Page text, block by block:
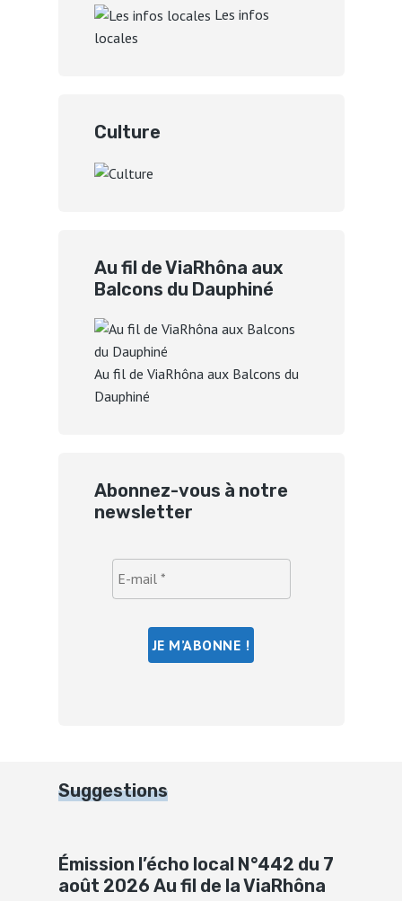
Les infos
locales
Culture
Au fil de ViaRhôna aux
Balcons du Dauphiné
Au fil de ViaRhôna aux Balcons du
Dauphiné
Abonnez-vous à notre
newsletter
Suggestions
Émission l’écho local N°442 du 7
août 2026 Au fil de la ViaRhôna